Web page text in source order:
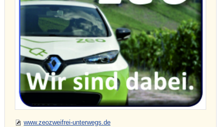
www.zeozweifrei-unterwegs.de